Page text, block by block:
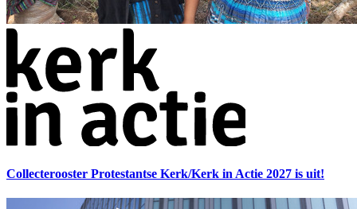
Collecterooster Protestantse Kerk/Kerk in Actie 2027 is uit!